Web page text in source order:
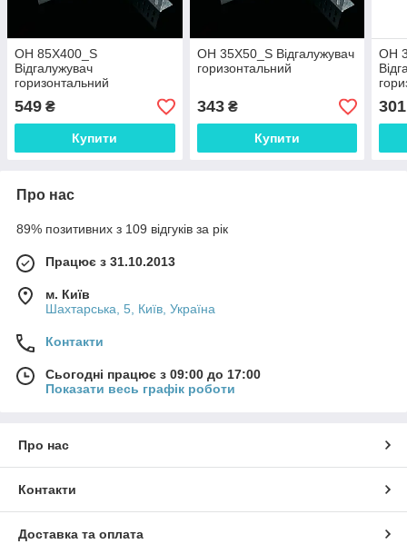
OH 85X400_S
Відгалужувач
горизонтальний
549 ₴
Купити
OH 35X50_S Відгалужувач
горизонтальний
343₴
Купити
OH
301
Про нас
89% позитивних з 109 відгуків за рік
Працює з 31.10.2013
м. Київ
Шахтарська, 5, Київ, Україна
Контакти
Сьогодні працює з 09:00 до 17:00
Показати весь графік роботи
Про нас
Контакти
Доставка та оплата